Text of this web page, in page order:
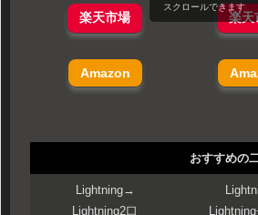
楽天市場
Amazon
楽天
スクロールできます
おすすめの
Lightning→
Lightning2口